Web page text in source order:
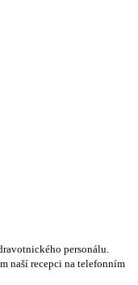
personálu.
naší recepci na telefonním